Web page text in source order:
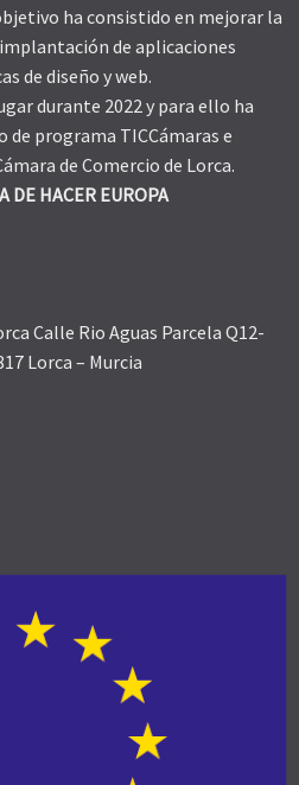
ha consistido en mejorar la
de aplicaciones
de diseño y web.
durante 2022 y para ello ha
de programa TICCámaras e
de Comercio de Lorca.
DE HACER EUROPA
Calle Rio Aguas Parcela Q12-
Lorca – Murcia